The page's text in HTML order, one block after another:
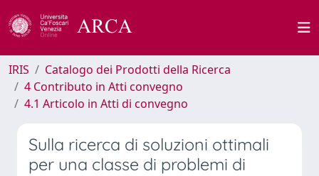
IRIS
Catalogo dei Prodotti della Ricerca
4 Contributo in Atti convegno
4.1 Articolo in Atti di convegno
Sulla ricerca di soluzioni ottimali
per una classe di problemi di